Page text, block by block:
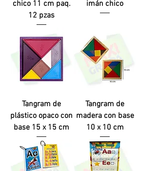
chico 11 cm paq.
12 pzas
imán chico
Tangram de
plástico opaco con
base 15 x 15 cm
Tangram de
madera con base
10 x 10 cm